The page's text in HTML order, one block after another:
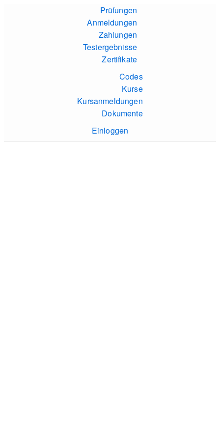
Einloggen
Prüfungen
Anmeldungen
Zahlungen
Testergebnisse
Zertifikate
Codes
Kurse
Kursanmeldungen
Dokumente